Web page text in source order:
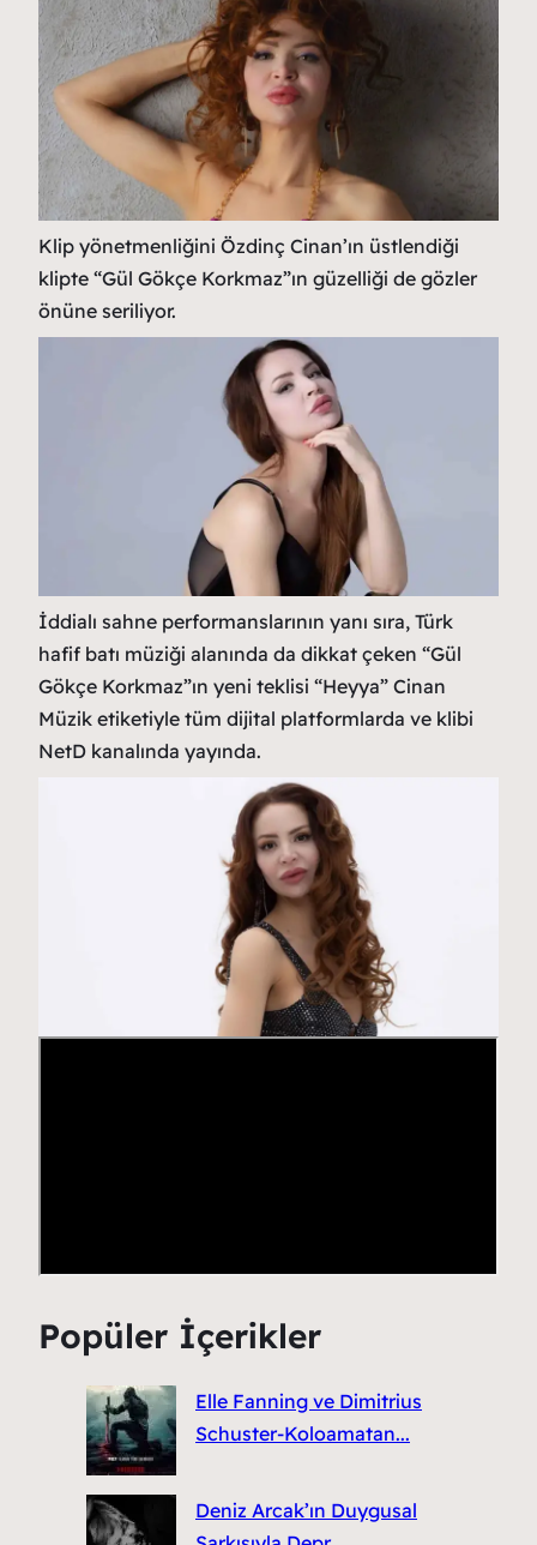
Klip yönetmenliğini Özdinç Cinan’ın üstlendiği
klipte “Gül Gökçe Korkmaz”ın güzelliği de gözler
önüne seriliyor.
İddialı sahne performanslarının yanı sıra, Türk
hafif batı müziği alanında da dikkat çeken “Gül
Gökçe Korkmaz”ın yeni teklisi “Heyya” Cinan
Müzik etiketiyle tüm dijital platformlarda ve klibi
NetD kanalında yayında.
Popüler İçerikler
Elle Fanning ve Dimitrius
Schuster-Koloamatan...
Deniz Arcak’ın Duygusal